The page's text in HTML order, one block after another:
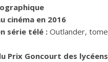
cinéma en 2016
série télé : Outlander,
Prix Goncourt des